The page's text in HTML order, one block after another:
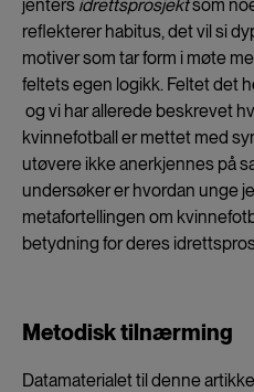
jenters idrettsprosjektsom
reflekterer habitus, det vil si
motiver som tar form i møte
feltets egen logikk. Feltet det
og vi har allerede beskrevet
kvinnefotball er mettet med
utøvere ikke anerkjennes på
undersøker er hvordan unge
metafortellingen om
betydning for deres
Metodisk tilnærming
Datamaterialet til denne